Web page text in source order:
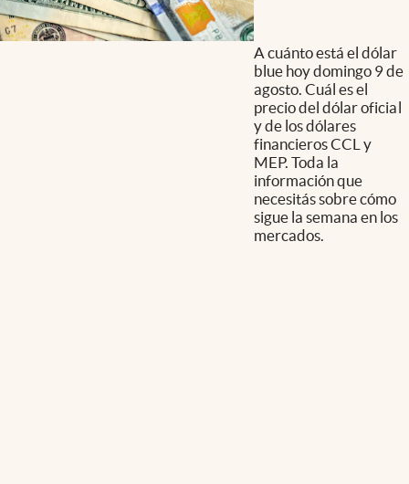
A cuánto está el dólar
blue hoy domingo 9 de
agosto. Cuál es el
precio del dólar oficial
y de los dólares
financieros CCL y
MEP. Toda la
información que
necesitás sobre cómo
sigue la semana en los
mercados.